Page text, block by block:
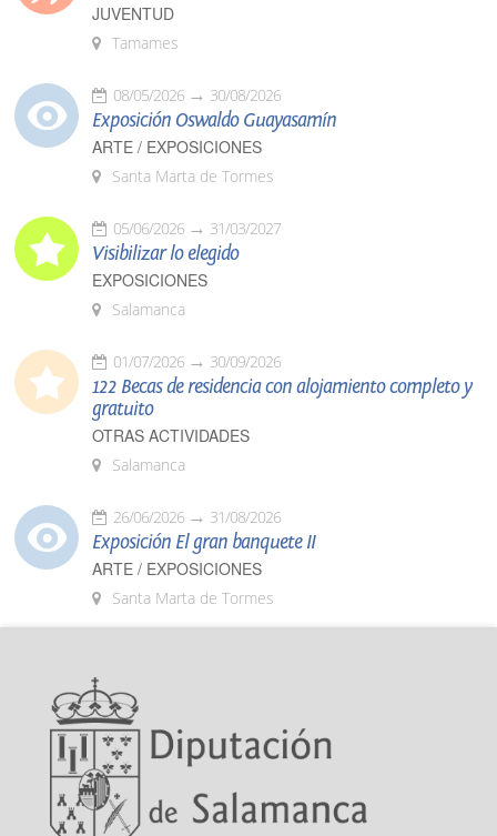
JUVENTUD
Tamames
08/05/2026 30/08/2026
Exposición Oswaldo Guayasamín
ARTE / EXPOSICIONES
Santa Marta de Tormes
05/06/2026 31/03/2027
Visibilizar lo elegido
EXPOSICIONES
Salamanca
01/07/2026 30/09/2026
122 Becas de residencia con alojamiento completo y
gratuito
OTRAS ACTIVIDADES
Salamanca
26/06/2026 31/08/2026
Exposición El gran banquete II
ARTE / EXPOSICIONES
Santa Marta de Tormes